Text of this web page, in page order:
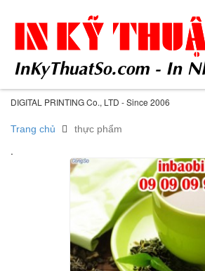
DIGITAL PRINTING Co., LTD - Since 2006
Trang chủ thực phẩm
.